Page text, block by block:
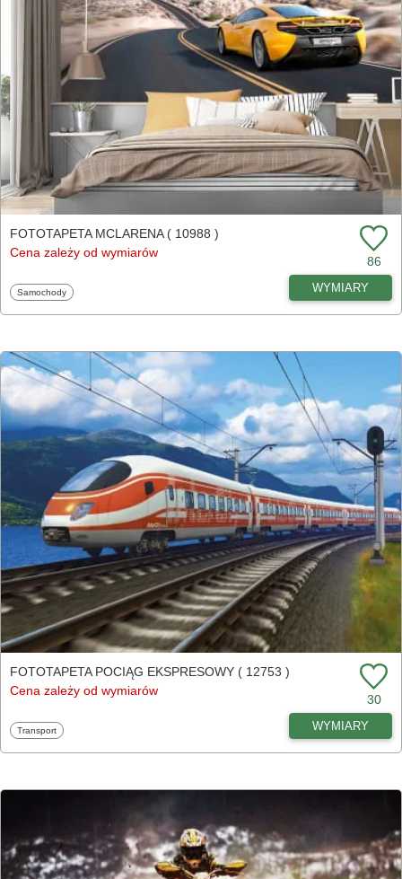
FOTOTAPETA MCLARENA ( 10988 )
Cena zależy od wymiarów
86
Fototapety
Samochody WYMIARY
FOTOTAPETA POCIĄG EKSPRESOWY ( 12753 )
Cena zależy od wymiarów
30
Fototapety
Transport WYMIARY